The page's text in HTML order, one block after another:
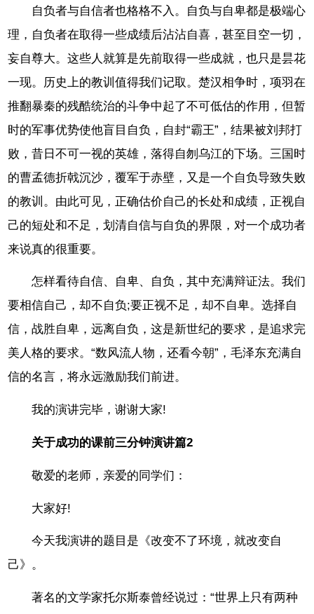
自负者与自信者也格格不入。自负与自卑都是极端心
理，自负者在取得一些成绩后沾沾自喜，甚至目空一切，
妄自尊大。这些人就算是先前取得一些成就，也只是昙花
一现。历史上的教训值得我们记取。楚汉相争时，项羽在
推翻暴秦的残酷统治的斗争中起了不可低估的作用，但暂
时的军事优势使他盲目自负，自封“霸王”，结果被刘邦打
败，昔日不可一视的英雄，落得自刎乌江的下场。三国时
的曹孟德折戟沉沙，覆军于赤壁，又是一个自负导致失败
的教训。由此可见，正确估价自己的长处和成绩，正视自
己的短处和不足，划清自信与自负的界限，对一个成功者
来说真的很重要。
怎样看待自信、自卑、自负，其中充满辩证法。我们
要相信自己，却不自负;要正视不足，却不自卑。选择自
信，战胜自卑，远离自负，这是新世纪的要求，是追求完
美人格的要求。“数风流人物，还看今朝”，毛泽东充满自
信的名言，将永远激励我们前进。
我的演讲完毕，谢谢大家!
关于成功的课前三分钟演讲篇2
敬爱的老师，亲爱的同学们：
大家好!
今天我演讲的题目是《改变不了环境，就改变自
己》。
著名的文学家托尔斯泰曾经说过：“世界上只有两种